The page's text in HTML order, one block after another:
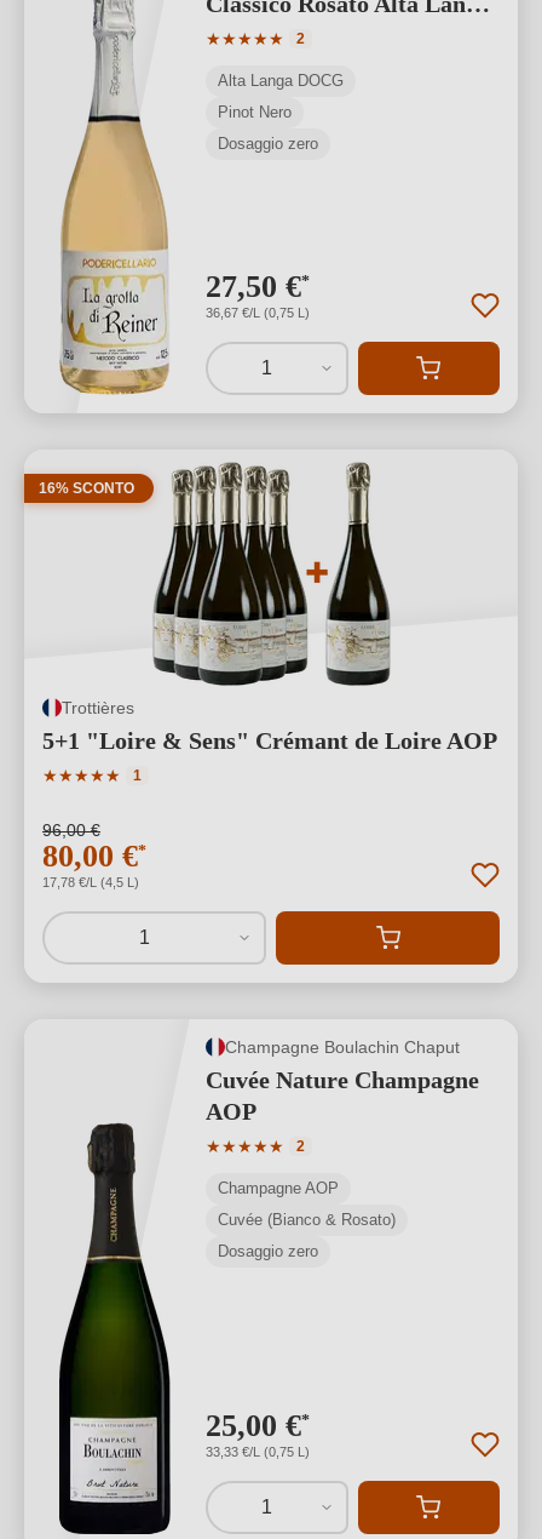
DOCG
★★★★★
Valutazione media di 5 su 5 stelle
2
Alta Langa DOCG
Pinot Nero
Dosaggio zero
27,50 €*
36,67 €/L (0,75 L)
1
16% SCONTO
Trottières
5+1 "Loire & Sens" Crémant de Loire AOP
★★★★★
Valutazione media di 5 su 5 stelle
1
96,00 €
80,00 €*
17,78 €/L (4,5 L)
1
Champagne Boulachin Chaput
Cuvée Nature Champagne
AOP
★★★★★
Valutazione media di 5 su 5 stelle
2
Champagne AOP
Cuvée (Bianco & Rosato)
Dosaggio zero
25,00 €*
33,33 €/L (0,75 L)
1